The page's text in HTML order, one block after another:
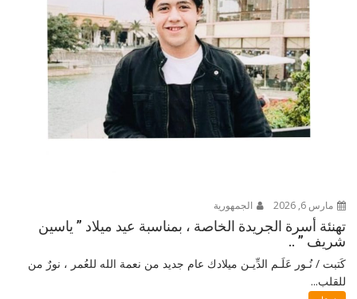
مارس 6, 2026 الجمهورية
تهنئة أسرة الجريدة الخاصة ، بمناسبة عيد ميلاد ” ياسين
شريف ” ..
كَتبت / نُـور عَلَـم الدِّيـن ميلادك عام جديد من نعمة الله للعُمر ، نورٌ من
للقلب...